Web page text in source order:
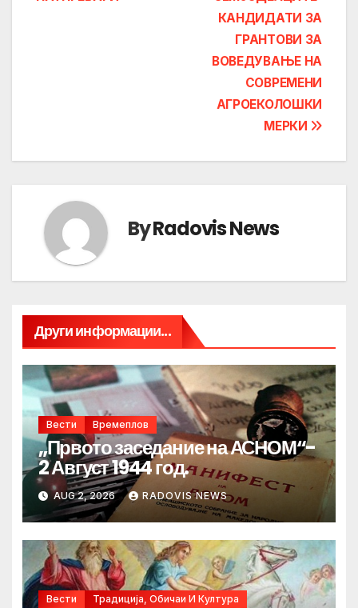
КАНДИДАТИ ЗА
ГРАНТОВИ ЗА
ВОВЕДУВАЊЕ НА
СОВРЕМЕНИ
АГРОЕКОЛОШКИ
МЕРКИ
ByRadovis News
Други информации...
Вести Времеплов
„Првото заседание на АСНОМ“-
2 Август 1944 год.
AUG 2, 2026 RADOVIS NEWS
Вести Традиција, Обичаи И Култура